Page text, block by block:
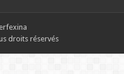
droits réservés